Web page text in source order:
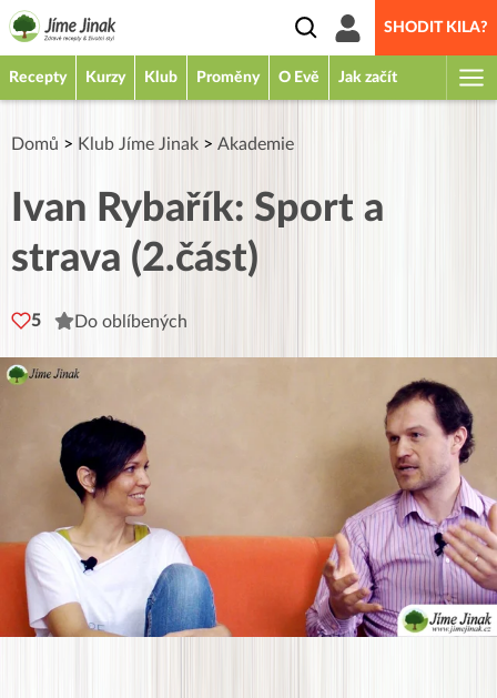
SHODIT KILA?
Recepty Kurzy Klub Proměny O Evě Jak začít
Domů > Klub Jíme Jinak > Akademie
Ivan Rybařík: Sport a
strava (2.část)
5 Do oblíbených